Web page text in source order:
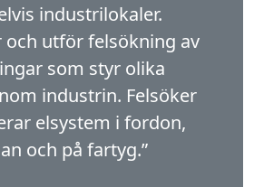
industrilokaler.
och utför felsökning av
som styr olika
industrin. Felsöker
elsystem i fordon,
och på fartyg.”